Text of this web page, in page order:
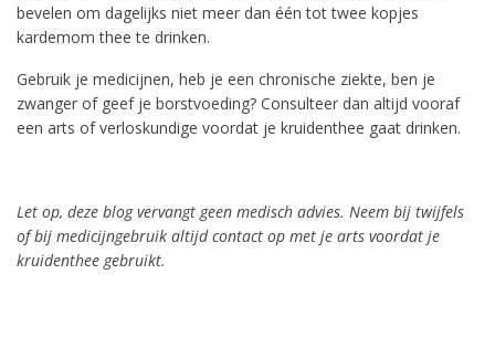
bevelen om dagelijks niet meer dan één tot twee kopjes
kardemom thee te drinken.
Gebruik je medicijnen, heb je een chronische ziekte, ben je
zwanger of geef je borstvoeding? Consulteer dan altijd vooraf
een arts of verloskundige voordat je kruidenthee gaat drinken.
Let op, deze blog vervangt geen medisch advies. Neem bij twijfels
of bij medicijngebruik altijd contact op met je arts voordat je
kruidenthee gebruikt.